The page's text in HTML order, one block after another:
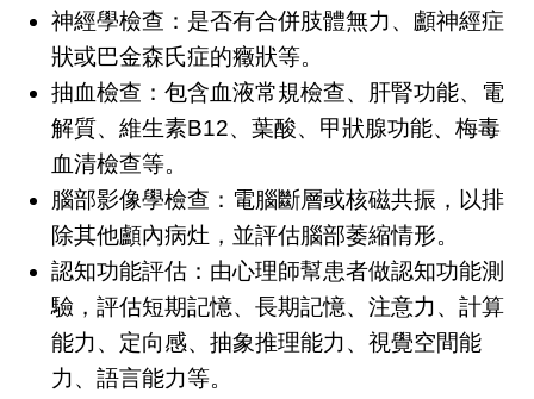
神經學檢查：是否有合併肢體無力、顱神經症
狀或巴金森氏症的癥狀等。
抽血檢查：包含血液常規檢查、肝腎功能、電
解質、維生素B12、葉酸、甲狀腺功能、梅毒
血清檢查等。
腦部影像學檢查：電腦斷層或核磁共振，以排
除其他顱內病灶，並評估腦部萎縮情形。
認知功能評估：由心理師幫患者做認知功能測
驗，評估短期記憶、長期記憶、注意力、計算
能力、定向感、抽象推理能力、視覺空間能
力、語言能力等。